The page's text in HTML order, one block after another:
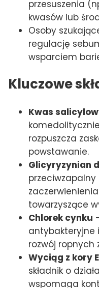
przesuszenia
kwasów lub
Osoby
regulację
wsparciem
Kluczowe
Kwas
rozpuszcza
powstawanie.
Glicyryzynian
przeciwzapalny
towarzyszące
Chlorek cynku
antybakteryjne
rozwój ropnych
Wyciąg z kory
składnik o
wspomaga